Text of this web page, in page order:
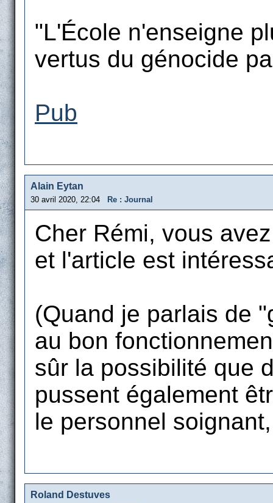
"L'École n'enseigne
vertus du génocide
Pub
Alain Eytan
30 avril 2020, 22:04 Re : Journal
Cher Rémi, vous
et l'article est
(Quand je parlais de
au bon
sûr la possibilité que
pussent également
le personnel
Roland Destuves